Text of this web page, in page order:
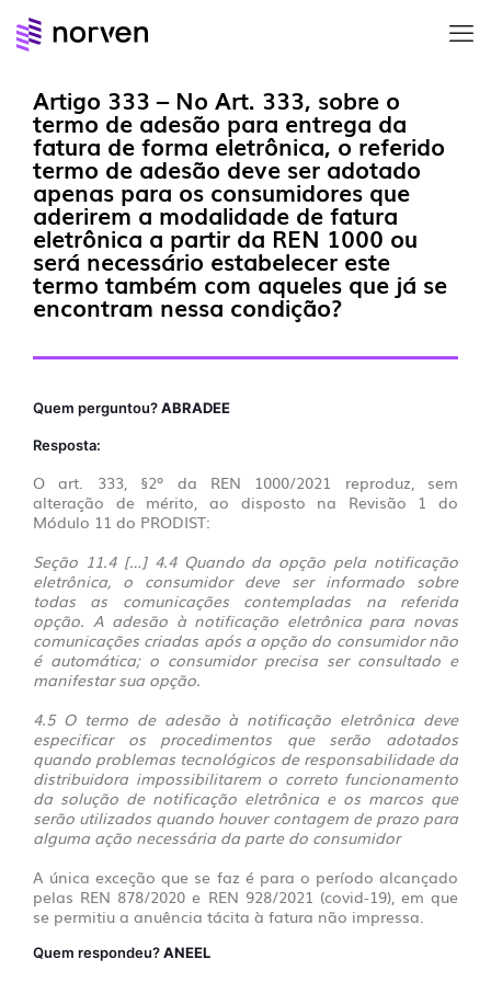
Artigo 333 – No Art. 333, sobre o
termo de adesão para entrega da
fatura de forma eletrônica, o referido
termo de adesão deve ser adotado
apenas para os consumidores que
aderirem a modalidade de fatura
eletrônica a partir da REN 1000 ou
será necessário estabelecer este
termo também com aqueles que já se
encontram nessa condição?
Quem perguntou?ABRADEE
Resposta:
O art. 333, §2º da REN 1000/2021 reproduz, sem
alteração de mérito, ao disposto na Revisão 1 do
Módulo 11 do PRODIST:
Seção 11.4 […] 4.4 Quando da opção pela notificação
eletrônica, o consumidor deve ser informado sobre
todas as comunicações contempladas na referida
opção. A adesão à notificação eletrônica para novas
comunicações criadas após a opção do consumidor não
é automática; o consumidor precisa ser consultado e
manifestar sua opção.
4.5 O termo de adesão à notificação eletrônica deve
especificar os procedimentos que serão adotados
quando problemas tecnológicos de responsabilidade da
distribuidora impossibilitarem o correto funcionamento
da solução de notificação eletrônica e os marcos que
serão utilizados quando houver contagem de prazo para
alguma ação necessária da parte do consumidor
A única exceção que se faz é para o período alcançado
pelas REN 878/2020 e REN 928/2021 (covid-19), em que
se permitiu a anuência tácita à fatura não impressa.
Quem respondeu?ANEEL